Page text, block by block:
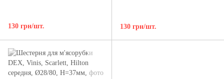
130 грн/шт. 130 грн/шт.